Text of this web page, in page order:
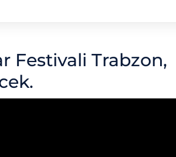
Festivali Trabzon,